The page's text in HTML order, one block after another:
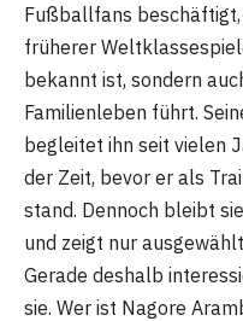
Fußballfans
früherer
bekannt ist, sondern
Familienleben führt.
begleitet ihn seit vielen
der Zeit, bevor er als
stand. Dennoch bleibt
und zeigt nur
Gerade deshalb
sie. Wer ist Nagore